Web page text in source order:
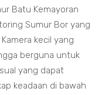
Batu Kemayoran
Sumur Bor yang
kecil yang
berguna untuk
yang dapat
keadaan di bawah